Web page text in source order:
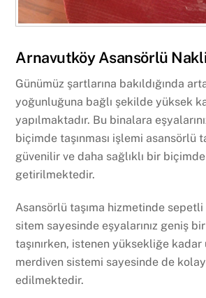
Arnavutköy Asansörlü
Günümüz şartlarına bakıldığında
yoğunluğuna bağlı şekilde yüksek
yapılmaktadır. Bu binalara
biçimde taşınması işlemi asansörlü
güvenilir ve daha sağlıklı bir
getirilmektedir.
Asansörlü taşıma hizmetinde
sitem sayesinde eşyalarınız geniş
taşınırken, istenen yüksekliğe kadar
merdiven sistemi sayesinde de
edilmektedir.